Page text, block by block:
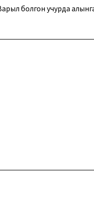
болгон учурда